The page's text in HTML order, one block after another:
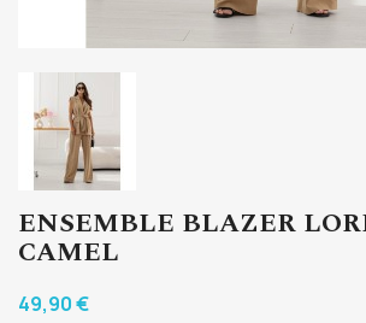
ENSEMBLE BLAZER
CAMEL
49,90 €